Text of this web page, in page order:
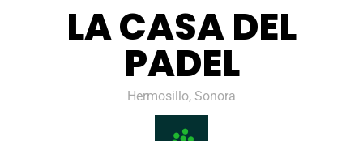
LA CASA DEL
PADEL
Hermosillo, Sonora